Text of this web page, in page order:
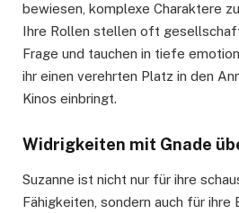
bewiesen, komplexe Charaktere
Ihre Rollen stellen oft
Frage und tauchen in tiefe
ihr einen verehrten Platz in den
Kinos einbringt.
Widrigkeiten mit Gnade
Suzanne ist nicht nur für ihre
Fähigkeiten, sondern auch für ihre